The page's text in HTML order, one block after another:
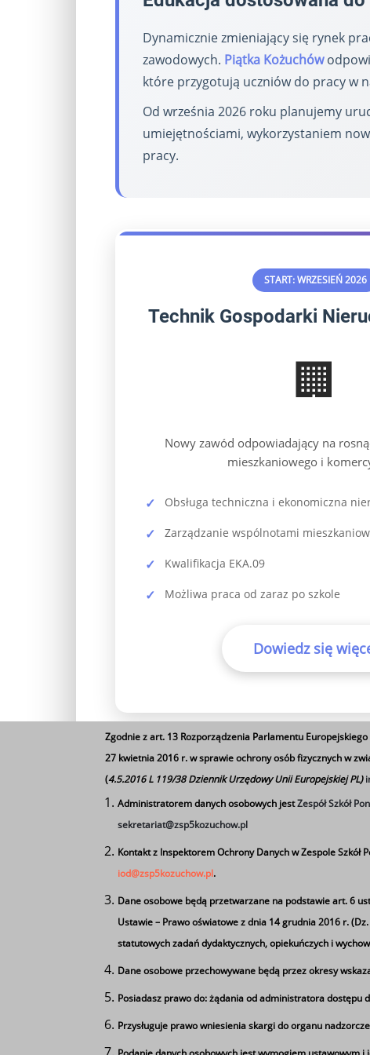
Dynamicznie zmieniający się rynek
zawodowych. Piątka Kożuchów
które przygotują uczniów do pracy w
Od września 2026 roku planujemy
umiejętnościami, wykorzystaniem
pracy.
START: WRZESIEŃ 2026
Technik Gospodarki
🏢
Nowy zawód odpowiadający na
mieszkaniowego i
Obsługa techniczna i ekonomiczna
Zarządzanie wspólnotami
Kwalifikacja EKA.09
Możliwa praca od zaraz po szkole
Dowiedz się
Rekrutacja na nowe kierunki rozpocznie się w
Tagi
Zgodnie z art. 13 Rozporządzenia Parlamentu
27 kwietnia 2016 r. w sprawie ochrony osób fizycznych w
(4.5.2016 L 119/38 Dziennik Urzędowy Unii Europejskiej PL)
Administratorem danych osobowych jestZespół Szkół
sekretariat@zsp5kozuchow.pl
Kontakt z Inspektorem Ochrony Danych w Zespole
iod@zsp5kozuchow.pl.
Dane osobowe będą przetwarzane na podstawie art. 6
Ustawie – Prawo oświatowe z dnia 14 grudnia 2016 r.
statutowych zadań dydaktycznych, opiekuńczych i
Dane osobowe przechowywane będą przez okresy
Posiadasz prawo do: żądania od administratora dostępu
Przysługuje prawo wniesienia skargi do organu